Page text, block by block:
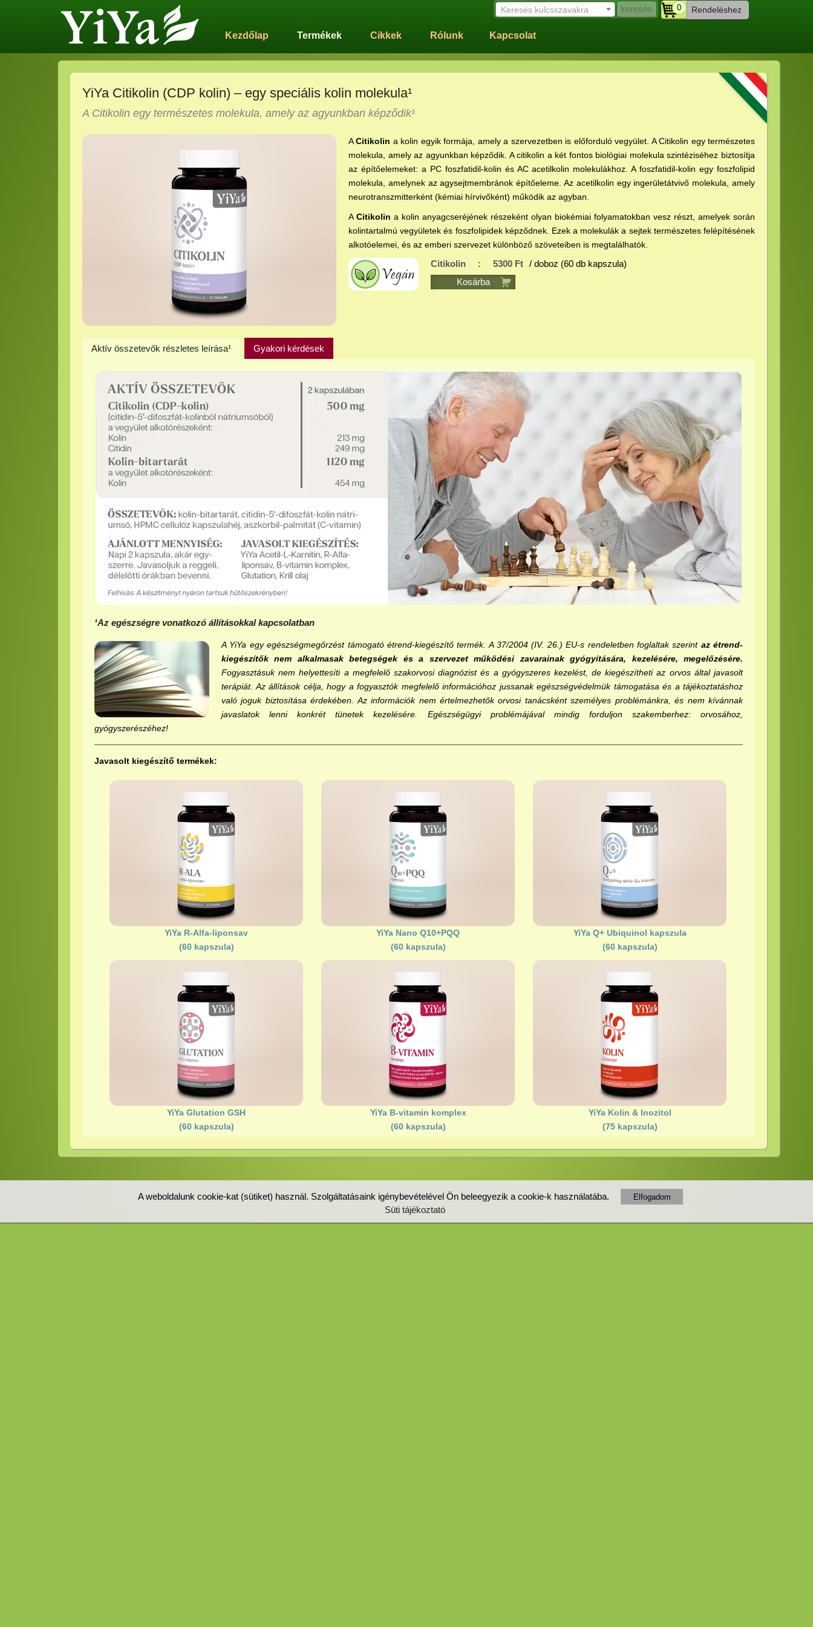
Kezdőlap Termékek Cikkek Rólunk Kapcsolat
Keresés kulcsszavakra 0 Rendeléshez
YiYa Citikolin (CDP kolin) – egy speciális kolin molekula¹
A Citikolin egy természetes molekula, amely az agyunkban képződik¹
ACitikolin a kolin egyik formája, amely a szervezetben is előforduló vegyület. A Citikolin egy természetes
molekula, amely az agyunkban képződik. A citikolin a két fontos biológiai molekula szintéziséhez biztosítja
az építőelemeket: a PC foszfatidil-kolin és AC acetilkolin molekulákhoz. A foszfatidil-kolin egy foszfolipid
molekula, amelynek az agysejtmembránok építőeleme. Az acetilkolin egy ingerületátvivő molekula, amely
neurotranszmitterként (kémiai hírvivőként) működik az agyban.
A Citikolin a kolin anyagcseréjének részeként olyan biokémiai folyamatokban vesz részt, amelyek során
kolintartalmú vegyületek és foszfolipidek képződnek. Ezek a molekulák a sejtek természetes felépítésének
alkotóelemei, és az emberi szervezet különböző szöveteiben is megtalálhatók.
Citikolin : 5300 Ft / doboz (60 db kapszula)
Kosárba
Aktív összetevők részletes leírása¹ Gyakori kérdések
¹Az egészségre vonatkozó állításokkal kapcsolatban
A YiYa egy egészségmegőrzést támogató étrend-kiegészítő termék. A 37/2004 (IV. 26.) EU-s rendeletben foglaltak szerint az étrend-
kiegészítők nem alkalmasak betegségek és a szervezet működési zavarainak gyógyítására, kezelésére, megelőzésére.
Fogyasztásuk nem helyettesíti a megfelelő szakorvosi diagnózist és a gyógyszeres kezelést, de kiegészítheti az orvos által javasolt
terápiát. Az állítások célja, hogy a fogyasztók megfelelő információhoz jussanak egészségvédelmük támogatása és a tájékoztatáshoz
való joguk biztosítása érdekében. Az információk nem értelmezhetők orvosi tanácsként személyes problémánkra, és nem kívánnak
javaslatok lenni konkrét tünetek kezelésére. Egészségügyi problémájával mindig forduljon szakemberhez: orvosához,
gyógyszerészéhez!
Javasolt kiegészítő termékek:
YiYa R-Alfa-liponsav
(60 kapszula)
YiYa Nano Q10+PQQ
(60 kapszula)
YiYa Q+ Ubiquinol kapszula
(60 kapszula)
YiYa Glutation GSH
(60 kapszula)
YiYa B-vitamin komplex
(60 kapszula)
YiYa Kolin & Inozitol
(75 kapszula)
A weboldalunk cookie-kat (sütiket) használ. Szolgáltatásaink igénybevételével Ön beleegyezik a cookie-k használatába.
Süti tájékoztató